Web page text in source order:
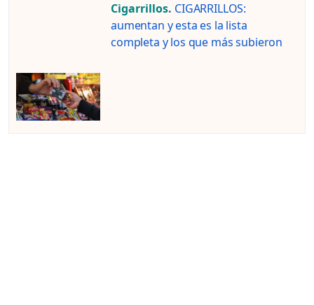
Cigarrillos. CIGARRILLOS:
aumentan y esta es la lista
completa y los que más subieron